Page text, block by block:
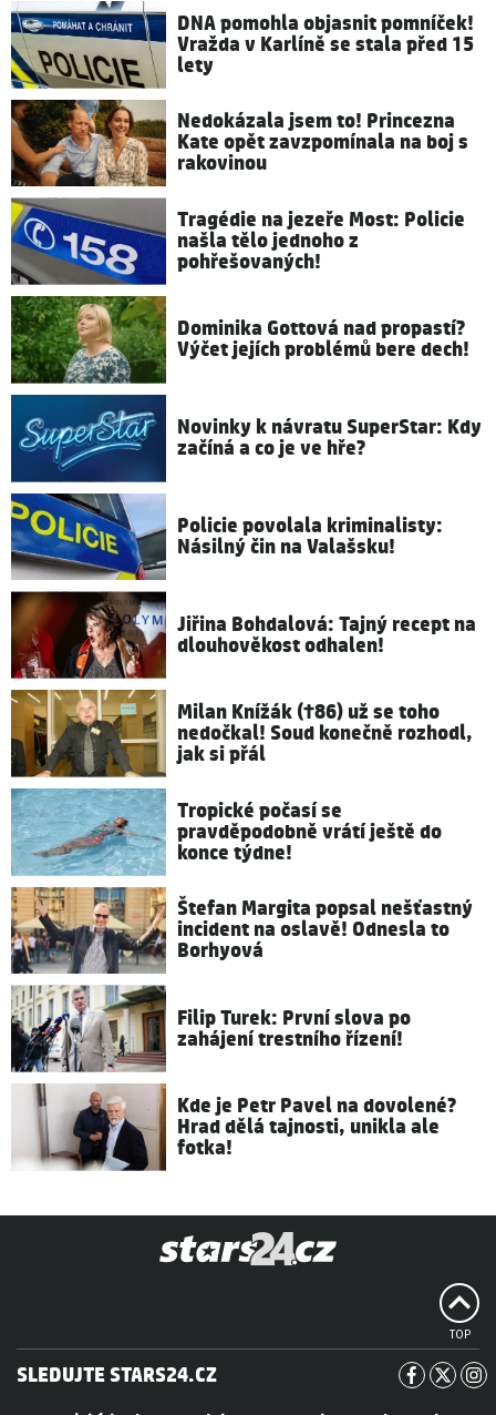
DNA pomohla objasnit pomníček!
Vražda v Karlíně se stala před 15
lety
Nedokázala jsem to! Princezna
Kate opět zavzpomínala na boj s
rakovinou
Tragédie na jezeře Most: Policie
našla tělo jednoho z
pohřešovaných!
Dominika Gottová nad propastí?
Výčet jejích problémů bere dech!
Novinky k návratu SuperStar: Kdy
začíná a co je ve hře?
Policie povolala kriminalisty:
Násilný čin na Valašsku!
Jiřina Bohdalová: Tajný recept na
dlouhověkost odhalen!
Milan Knížák (†86) už se toho
nedočkal! Soud konečně rozhodl,
jak si přál
Tropické počasí se
pravděpodobně vrátí ještě do
konce týdne!
Štefan Margita popsal nešťastný
incident na oslavě! Odnesla to
Borhyová
Filip Turek: První slova po
zahájení trestního řízení!
Kde je Petr Pavel na dovolené?
Hrad dělá tajnosti, unikla ale
fotka!
TOP
SLEDUJTE STARS24.CZ